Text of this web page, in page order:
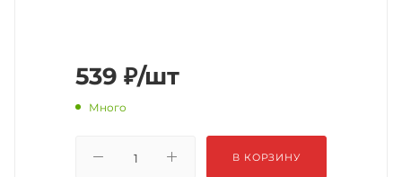
539 ₽/шт
Много
В КОРЗИНУ